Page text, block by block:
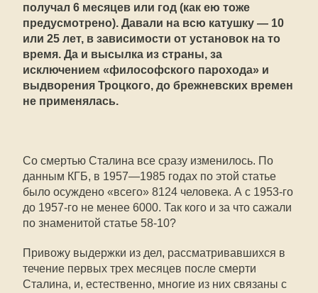
получал 6 месяцев или год (как ею тоже
предусмотрено). Давали на всю катушку — 10
или 25 лет, в зависимости от установок на то
время. Да и высылка из страны, за
исключением «философского парохода» и
выдворения Троцкого, до брежневских времен
не применялась.
Со смертью Сталина все сразу изменилось. По
данным КГБ, в 1957—1985 годах по этой статье
было осуждено «всего» 8124 человека. А с 1953-го
до 1957-го не менее 6000. Так кого и за что сажали
по знаменитой статье 58-10?
Привожу выдержки из дел, рассматривавшихся в
течение первых трех месяцев после смерти
Сталина, и, естественно, многие из них связаны с